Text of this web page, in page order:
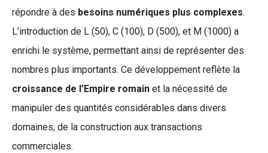
répondre à des besoins numériques plus complexes.
L’introduction de L (50), C (100), D (500), et M (1000) a
enrichi le système, permettant ainsi de représenter des
nombres plus importants. Ce développement reflète la
croissance de l’Empire romain et la nécessité de
manipuler des quantités considérables dans divers
domaines, de la construction aux transactions
commerciales.